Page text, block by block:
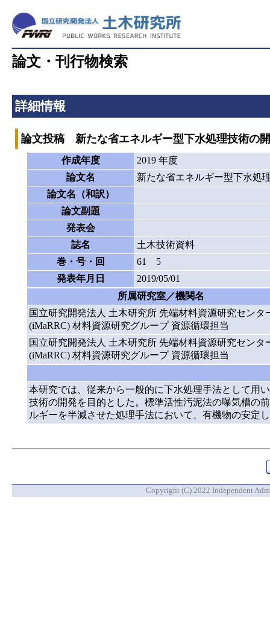
論文・刊行物検索
詳細情報
論文投稿 新たな省エネルギー型下水処理技術の
作成年度
2019 年度
論文名
新たな省エネルギー型下水処
論文名（和訳）
論文副題
発表会
誌名
土木技術資料
巻・号・回
61 5
発表年月日
2019/05/01
所属研究室／機関名
国立研究開発法人 土木研究所 先端材料資源研究センタ
(iMaRRC) 材料資源研究グループ 資源循環担当
国立研究開発法人 土木研究所 先端材料資源研究センタ
(iMaRRC) 材料資源研究グループ 資源循環担当
本研究では、従来から一般的に下水処理手法として用
技術の開発を目的とした。標準活性汚泥法の曝気槽の
ルギーを半減させた処理手法において、有機物の安定
Copyright (C) 2022 Independent